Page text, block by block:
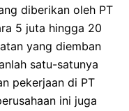
diberikan oleh PT
5 juta hingga 20
yang diemban
satu-satunya
pekerjaan di PT
ini juga